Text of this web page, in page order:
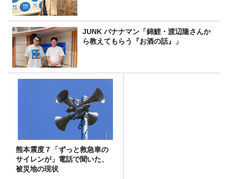
JUNK バナナマン「錦鯉・渡辺隆さんか
ら教えてもらう『お酒の話』」
熊本震度７「ずっと救急車の
サイレンが」電話で聞いた、
被災地の現状